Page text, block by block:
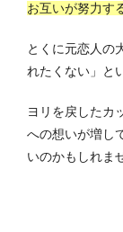
お互いが努力す
とくに元恋人の
れたくない」と
ヨリを戻したカ
への想いが増し
いのかもしれま